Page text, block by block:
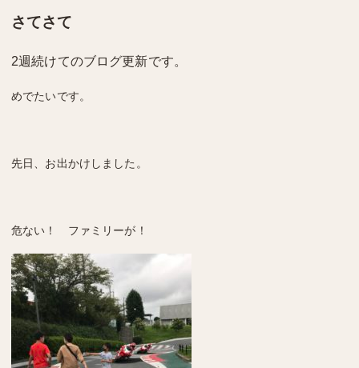
さてさて
2週続けてのブログ更新です。
めでたいです。
先日、お出かけしました。
危ない！ ファミリーが！